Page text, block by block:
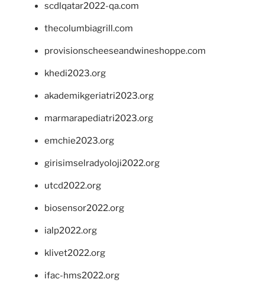
scdlqatar2022-qa.com
thecolumbiagrill.com
provisionscheeseandwineshoppe.com
khedi2023.org
akademikgeriatri2023.org
marmarapediatri2023.org
emchie2023.org
girisimselradyoloji2022.org
utcd2022.org
biosensor2022.org
ialp2022.org
klivet2022.org
ifac-hms2022.org